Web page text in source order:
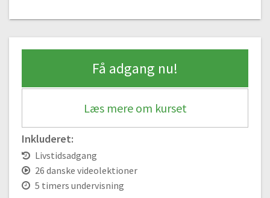
Få adgang nu!
Læs mere om kurset
Inkluderet:
Livstidsadgang
26 danske videolektioner
5 timers undervisning
13:08
#14 Flere våben og baner
14:40
Pacman | En klassiker
#16 Din egen pacman